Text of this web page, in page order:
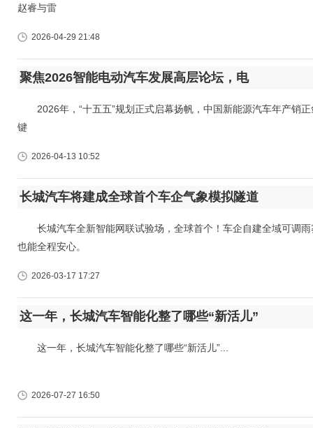
赵睿与雷
2026-04-29 21:48
聚焦2026智能电动汽车发展高层论坛，电
2026年，“十五五”规划正式启幕扬帆，中国新能源汽车年产销正
键
2026-04-13 10:52
长城汽车将建成全球首个车企气象模拟隧道
长城汽车全新智能网联试验场，全球首个！车企自建全域可调雨
也能全程安心。
2026-03-17 17:27
这一年，长城汽车智能化整了哪些“新活儿”
这一年，长城汽车智能化整了哪些“新活儿”...
2026-07-27 16:50